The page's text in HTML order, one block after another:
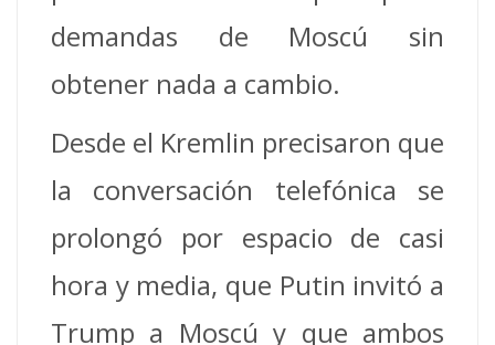
demandas de Moscú sin
obtener nada a cambio.
Desde el Kremlin precisaron que
la conversación telefónica se
prolongó por espacio de casi
hora y media, que Putin invitó a
Trump a Moscú y que ambos